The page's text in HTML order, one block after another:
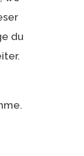
du